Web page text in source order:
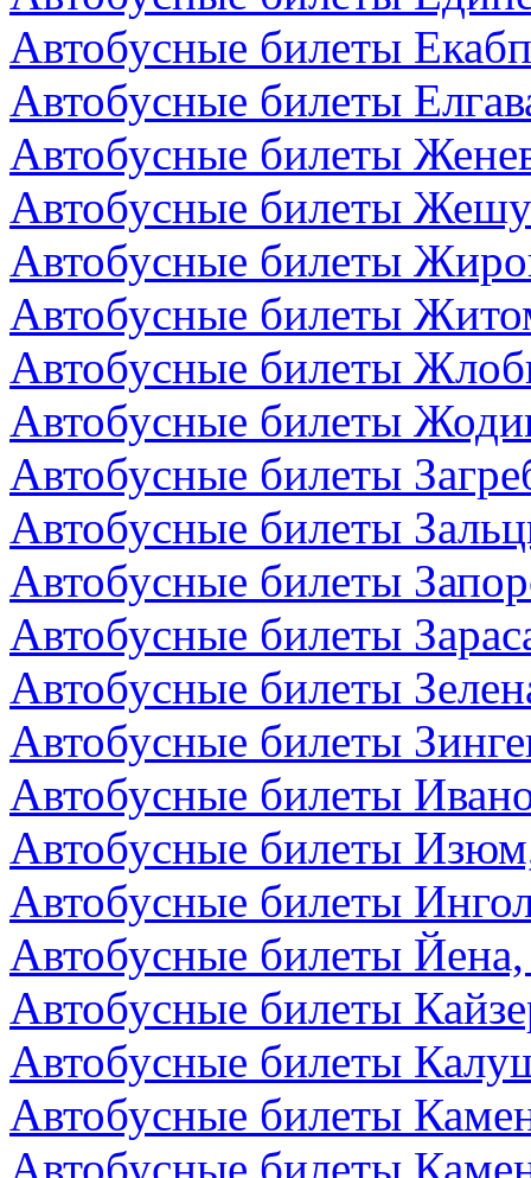
Автобусные билеты
Автобусные билеты
Автобусные билеты
Автобусные билеты
Автобусные билеты
Автобусные билеты
Автобусные билеты
Автобусные билеты
Автобусные билеты
Автобусные билеты
Автобусные билеты
Автобусные билеты
Автобусные билеты
Автобусные билеты
Автобусные билеты
Автобусные билеты
Автобусные билеты
Автобусные билеты
Автобусные билеты
Автобусные билеты
Автобусные билеты
Автобусные билеты